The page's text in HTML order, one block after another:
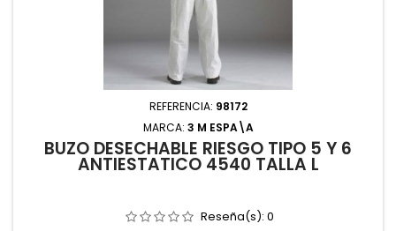
REFERENCIA: 98172
MARCA: 3 M ESPA\A
BUZO DESECHABLE RIESGO TIPO 5 Y 6
ANTIESTATICO 4540 TALLA L
Reseña(s): 0